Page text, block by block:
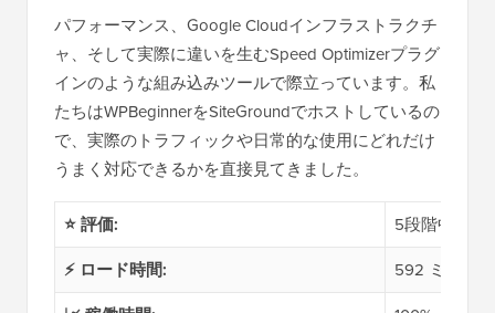
パフォーマンス、Google Cloudインフラストラクチ
ャ、そして実際に違いを生むSpeed Optimizerプラグ
インのような組み込みツールで際立っています。私
たちはWPBeginnerをSiteGroundでホストしているの
で、実際のトラフィックや日常的な使用にどれだけ
うまく対応できるかを直接見てきました。
⭐ 評価:
5段階中5
⚡ ロード時間:
592 ミリ秒